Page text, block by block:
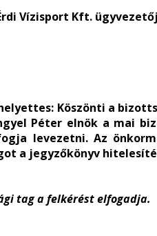
Vízisport Kft.
Köszönti a
Péter elnök a mai
levezetni. Az
a jegyzőkönyv
taga felkérést elfogadja.